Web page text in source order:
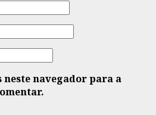
neste navegador para a